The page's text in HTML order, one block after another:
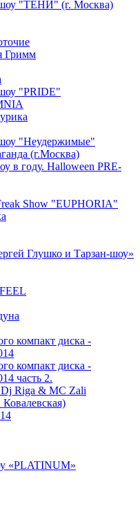
"ТЕНИ" (г. Москва)
Гримм
"PRIDE"
"Неудержимые"
(г.Москва)
в году. Halloween PRE-
Show "EUPHORIA"
Глушко и Тарзан-шоу»
компакт диска -
компакт диска -
часть 2.
Riga & MC Zali
«PLATINUM»